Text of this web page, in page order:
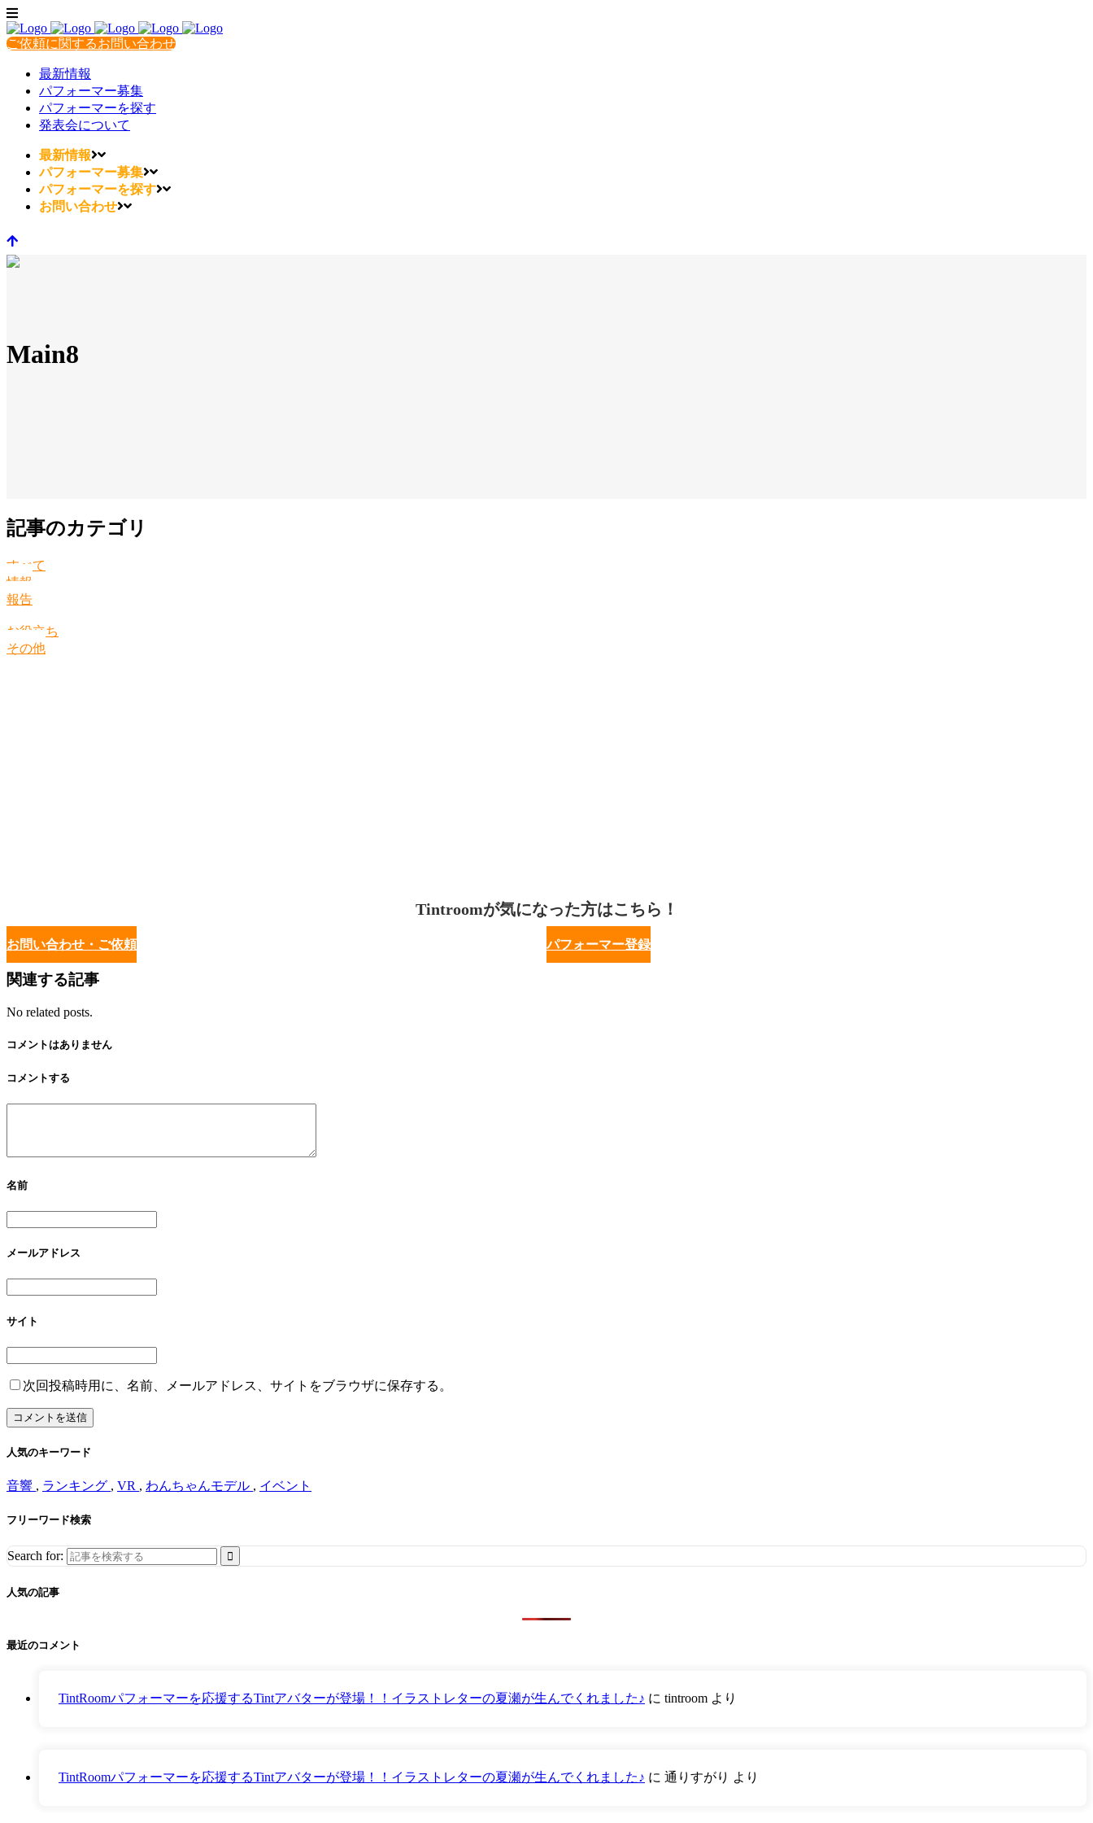
ご依頼に関するお問い合わせ
最新情報
パフォーマー募集
パフォーマーを探す
発表会について
最新情報
パフォーマー募集
パフォーマーを探す
お問い合わせ
Main8
記事のカテゴリ
すべて
情報
報告
お役立ち
その他
Tintroomが気になった方はこちら！
お問い合わせ・ご依頼 パフォーマー登録
関連する記事
No related posts.
コメントはありません
コメントする
名前
メールアドレス
サイト
次回投稿時用に、名前、メールアドレス、サイトをブラウザに保存する。
人気のキーワード
音響 , ランキング , VR , わんちゃんモデル , イベント
フリーワード検索
Search for:
人気の記事
最近のコメント
TintRoomパフォーマーを応援するTintアバターが登場！！イラストレターの夏瀬が生んでくれました♪ に tintroom より
TintRoomパフォーマーを応援するTintアバターが登場！！イラストレターの夏瀬が生んでくれました♪ に 通りすがり より